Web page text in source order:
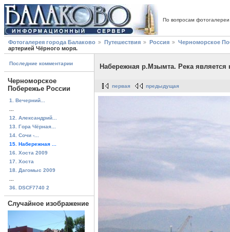
По вопросам
Фотогалерея города Балаково Путешествия Россия
Черноморское
артерией Чёрного моря.
Последние комментарии
Черноморское
Побережье России
1. Вечерний...
12. Александрий...
13. Гора Чёрная...
14. Сочи -...
15. Набережная ...
16. Хоста 2009
17. Хоста
18. Дагомыс 2009
36. DSCF7740 2
Случайное изображение
Набережная р.Мзымта. Река
первая предыдущая